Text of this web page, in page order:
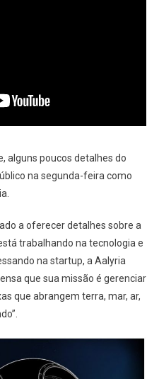
alguns poucos detalhes do
na segunda-feira como
a oferecer detalhes sobre a
trabalhando na tecnologia e
na startup, a Aalyria
que sua missão é gerenciar
que abrangem terra, mar, ar,